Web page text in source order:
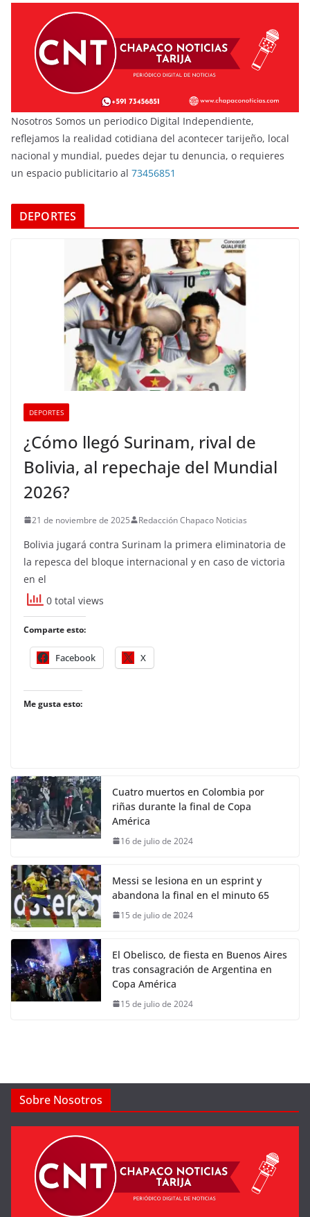
Nosotros Somos un periodico Digital Independiente,
reflejamos la realidad cotidiana del acontecer tarijeño, local
nacional y mundial, puedes dejar tu denuncia, o requieres
un espacio publicitario al 73456851
DEPORTES
DEPORTES
¿Cómo llegó Surinam, rival de
Bolivia, al repechaje del Mundial
2026?
21 de noviembre de 2025 Redacción Chapaco Noticias
Bolivia jugará contra Surinam la primera eliminatoria de
la repesca del bloque internacional y en caso de victoria
en el
0 total views
Comparte esto:
Facebook X
Me gusta esto:
Cuatro muertos en Colombia por
riñas durante la final de Copa
América
16 de julio de 2024
Messi se lesiona en un esprint y
abandona la final en el minuto 65
15 de julio de 2024
El Obelisco, de fiesta en Buenos Aires
tras consagración de Argentina en
Copa América
15 de julio de 2024
Sobre Nosotros